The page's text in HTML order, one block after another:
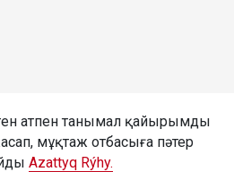
атпен танымал қайырымды
мұқтаж отбасыға пәтер
Azattyq Rýhy.